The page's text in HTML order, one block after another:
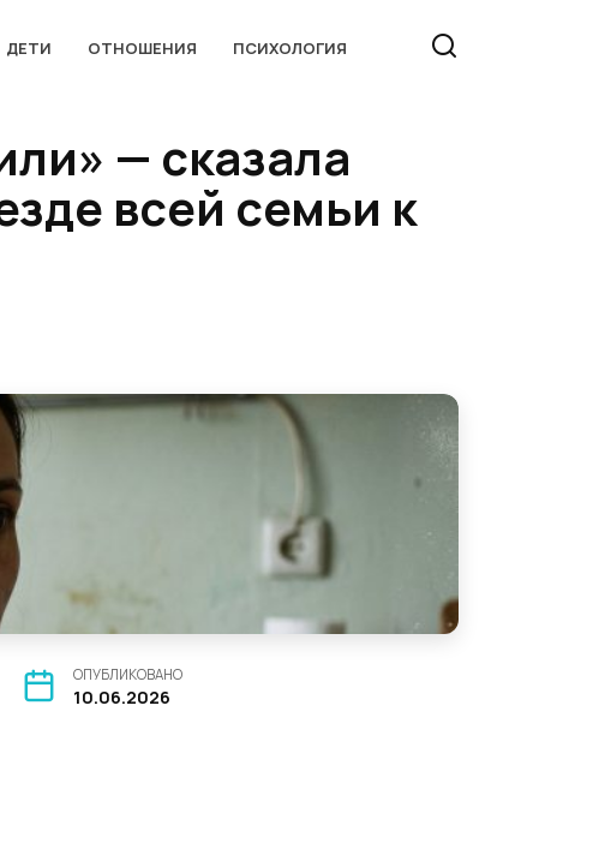
ДЕТИ ОТНОШЕНИЯ ПСИХОЛОГИЯ
— сказала
всей семьи к
ОПУБЛИКОВАНО
10.06.2026